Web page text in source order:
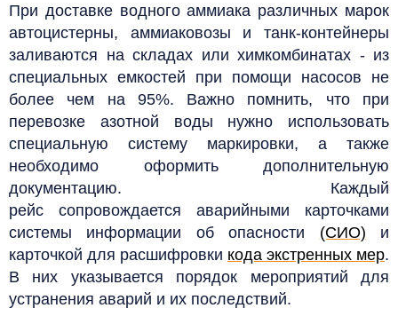
При доставке водного аммиака различных марок
автоцистерны, аммиаковозы и танк-контейнеры
заливаются на складах или химкомбинатах - из
специальных емкостей при помощи насосов не
более чем на 95%. Важно помнить, что при
перевозке азотной воды нужно использовать
специальную систему маркировки, а также
необходимо оформить дополнительную
документацию. Каждый
рейс сопровождается аварийными карточками
системы информации об опасности (СИО) и
карточкой для расшифровки кода экстренных мер.
В них указывается порядок мероприятий для
устранения аварий и их последствий.